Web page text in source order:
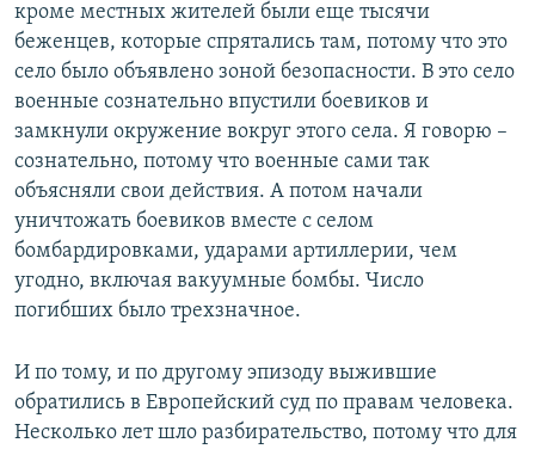
кроме местных жителей были еще тысячи
беженцев, которые спрятались там, потому что это
село было объявлено зоной безопасности. В это село
военные сознательно впустили боевиков и
замкнули окружение вокруг этого села. Я говорю –
сознательно, потому что военные сами так
объясняли свои действия. А потом начали
уничтожать боевиков вместе с селом
бомбардировками, ударами артиллерии, чем
угодно, включая вакуумные бомбы. Число
погибших было трехзначное.
И по тому, и по другому эпизоду выжившие
обратились в Европейский суд по правам человека.
Несколько лет шло разбирательство, потому что для